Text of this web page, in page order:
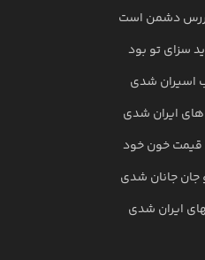
دشمن است
سزای تو بود
اسیران شدی
ایران شدی
قیمت خون خود
جان جانان شدی
ایران شدی